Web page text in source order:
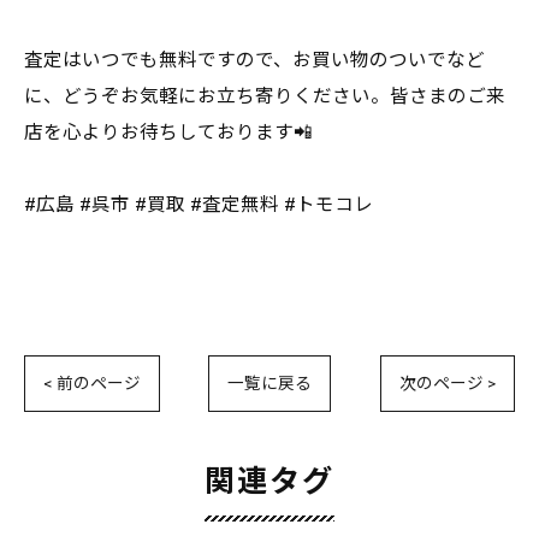
査定はいつでも無料ですので、お買い物のついでなど
に、どうぞお気軽にお立ち寄りください。皆さまのご来
店を心よりお待ちしております📲
#広島 #呉市 #買取 #査定無料 #トモコレ
< 前のページ 一覧に戻る 次のページ >
関連タグ